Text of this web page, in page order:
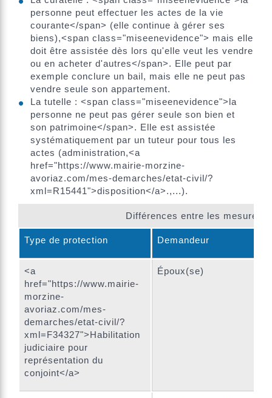
personne peut effectuer les actes de la vie
courante</span> (elle continue à gérer ses
biens),<span class="miseenevidence"> mais elle
doit être assistée dès lors qu'elle veut les vendre
ou en acheter d'autres</span>. Elle peut par
exemple conclure un bail, mais elle ne peut pas
vendre seule son appartement.
La tutelle : <span class="miseenevidence">la
personne ne peut pas gérer seule son bien et
son patrimoine</span>. Elle est assistée
systématiquement par un tuteur pour tous les
actes (administration,<a
href="https://www.mairie-morzine-
avoriaz.com/mes-demarches/etat-civil/?
xml=R15441">disposition</a>.,...).
Différences entre les mesures
Type de protection Demandeur
<a
href="https://www.mairie-
morzine-
avoriaz.com/mes-
demarches/etat-civil/?
xml=F34327">Habilitation
judiciaire pour
représentation du
conjoint</a>
Époux(se)